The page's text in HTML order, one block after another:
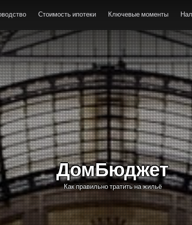
Стоимость ипотеки Ключевые моменты
ДомБюджет
Как правильно тратить на жильё